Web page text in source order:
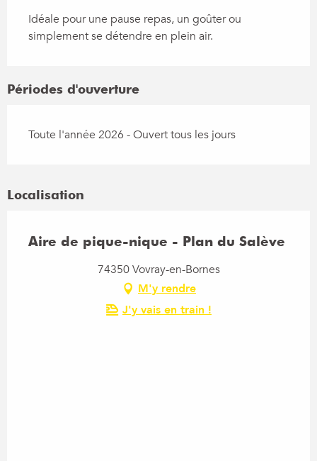
Idéale pour une pause repas, un goûter ou
simplement se détendre en plein air.
Périodes d'ouverture
Toute l'année 2026 - Ouvert tous les jours
Localisation
Aire de pique-nique - Plan du Salève
74350 Vovray-en-Bornes
M'y rendre
J'y vais en train !